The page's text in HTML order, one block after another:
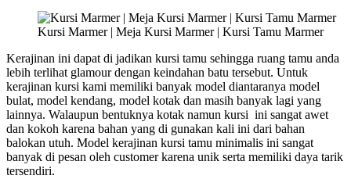
Kursi Marmer | Meja Kursi Marmer | Kursi Tamu Marmer
Kerajinan ini dapat di jadikan kursi tamu sehingga ruang tamu anda
lebih terlihat glamour dengan keindahan batu tersebut. Untuk
kerajinan kursi kami memiliki banyak model diantaranya model
bulat, model kendang, model kotak dan masih banyak lagi yang
lainnya. Walaupun bentuknya kotak namun kursi ini sangat awet
dan kokoh karena bahan yang di gunakan kali ini dari bahan
balokan utuh. Model kerajinan kursi tamu minimalis ini sangat
banyak di pesan oleh customer karena unik serta memiliki daya tarik
tersendiri.